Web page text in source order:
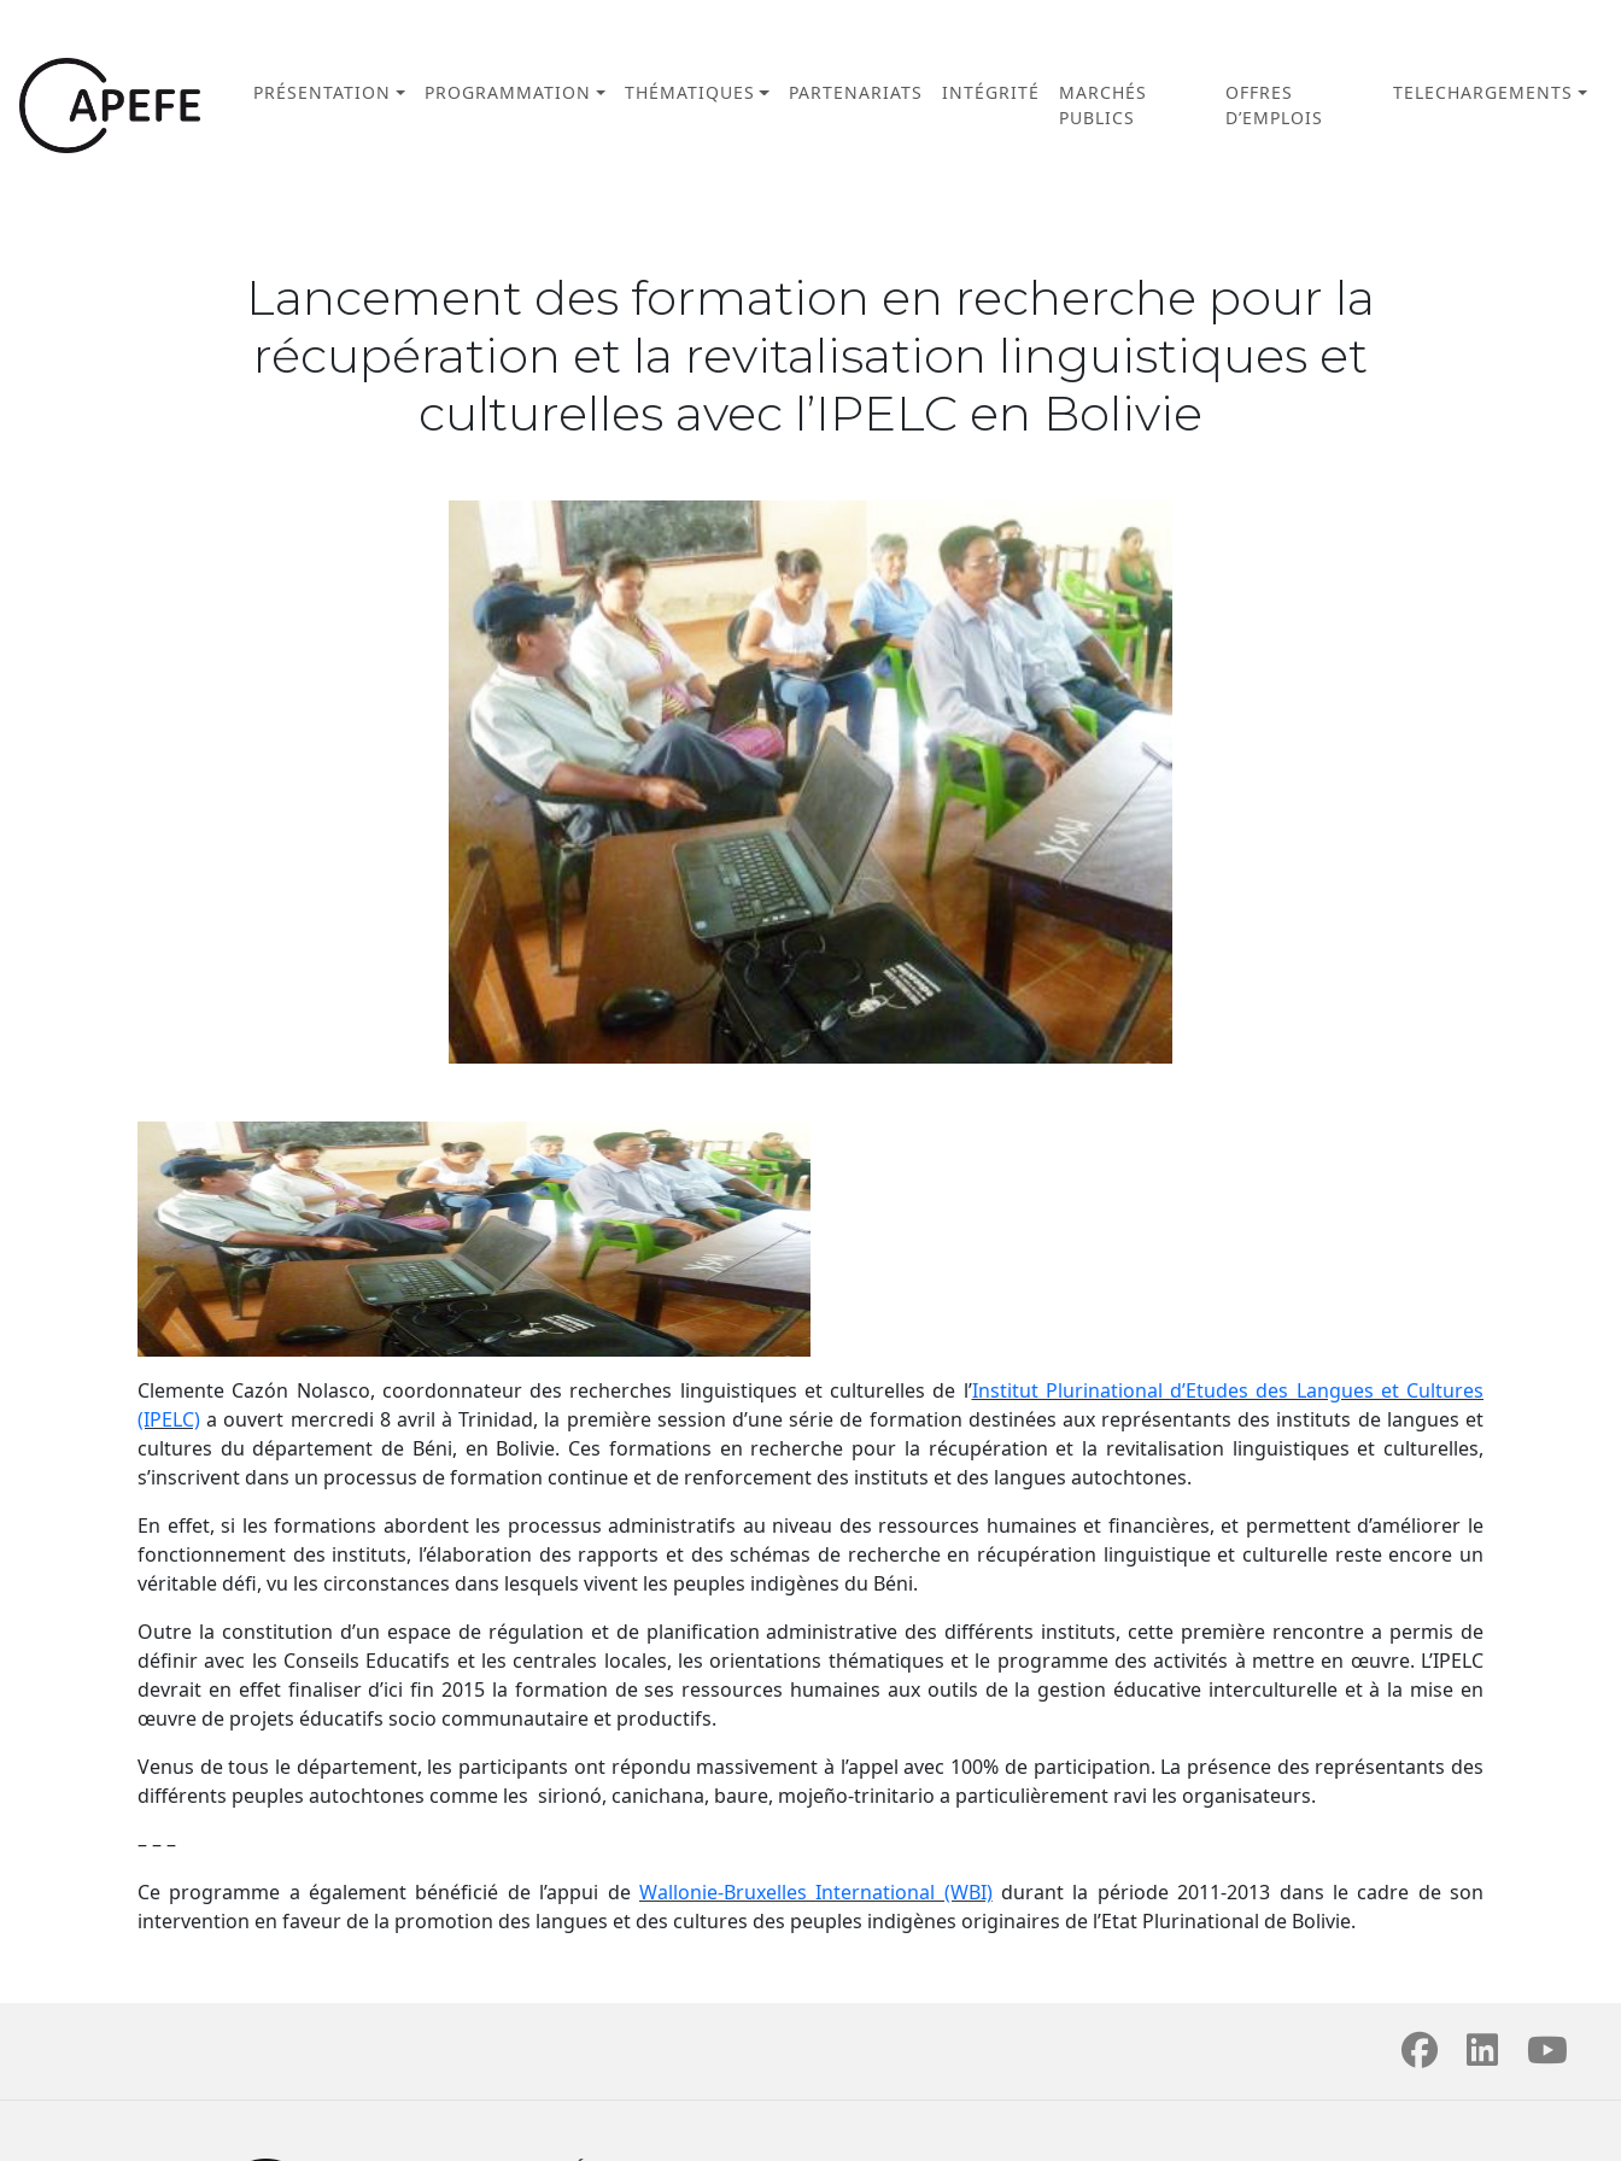
PRÉSENTATION PROGRAMMATION THÉMATIQUES PARTENARIATS INTÉGRITÉ
MARCHÉS
PUBLICS
OFFRES
D’EMPLOIS
TELECHARGEMENTS
Lancement des formation en recherche pour la
récupération et la revitalisation linguistiques et
culturelles avec l’IPELC en Bolivie
Clemente Cazón Nolasco, coordonnateur des recherches linguistiques et culturelles de l’Institut Plurinational d’Etudes des Langues et Cultures
(IPELC) a ouvert mercredi 8 avril à Trinidad, la première session d’une série de formation destinées aux représentants des instituts de langues et
cultures du département de Béni, en Bolivie. Ces formations en recherche pour la récupération et la revitalisation linguistiques et culturelles,
s’inscrivent dans un processus de formation continue et de renforcement des instituts et des langues autochtones.
En effet, si les formations abordent les processus administratifs au niveau des ressources humaines et financières, et permettent d’améliorer le
fonctionnement des instituts, l’élaboration des rapports et des schémas de recherche en récupération linguistique et culturelle reste encore un
véritable défi, vu les circonstances dans lesquels vivent les peuples indigènes du Béni.
Outre la constitution d’un espace de régulation et de planification administrative des différents instituts, cette première rencontre a permis de
définir avec les Conseils Educatifs et les centrales locales, les orientations thématiques et le programme des activités à mettre en œuvre. L’IPELC
devrait en effet finaliser d’ici fin 2015 la formation de ses ressources humaines aux outils de la gestion éducative interculturelle et à la mise en
œuvre de projets éducatifs socio communautaire et productifs.
Venus de tous le département, les participants ont répondu massivement à l’appel avec 100% de participation. La présence des représentants des
différents peuples autochtones comme les sirionó, canichana, baure, mojeño-trinitario a particulièrement ravi les organisateurs.
– – –
Ce programme a également bénéficié de l’appui de Wallonie-Bruxelles International (WBI)durant la période 2011-2013 dans le cadre de son
intervention en faveur de la promotion des langues et des cultures des peuples indigènes originaires de l’Etat Plurinational de Bolivie.